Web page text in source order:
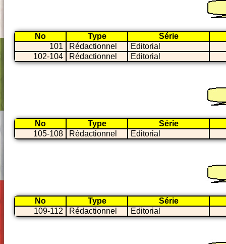
No Type
Série
101
Rédactionnel
Editorial
102-104
Rédactionnel Editorial
No Type
Série
105-108
Rédactionnel Editorial
No Type
Série
109-112
Rédactionnel Editorial